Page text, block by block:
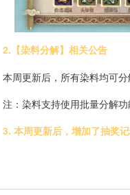
2.【染料分解】相关公告
本周更新后，所有染料均可
注：染料支持使用批量分解功
3. 本周更新后，增加了抽奖